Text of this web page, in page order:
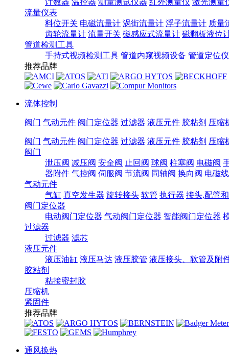
计数器 温控器 测量测试仪器 红外测量仪 激光测量
流量仪表
料位开关 电磁流量计 涡街流量计 浮子流量计 质量
齿轮流量计 流量开关 磁感应式流量计 磁翻板液位
管道检测工具
手持式视频检测工具 管道内窥视频设备 管道定位仪
推荐品牌
流体控制
阀门 气动元件 阀门定位器 过滤器 液压元件 胶粘剂 压缩
阀门 气动元件 阀门定位器 过滤器 液压元件 胶粘剂 压缩
阀门
泄压阀 减压阀 安全阀 止回阀 球阀 柱塞阀 电磁阀
器附件 气控阀 伺服阀 节流阀 同轴阀 换向阀 电磁
气动元件
气缸 真空发生器 旋转接头 软管 执行器 接头,配管
阀门定位器
电动阀门定位器 气动阀门定位器 智能阀门定位器
过滤器
过滤器 滤芯
液压元件
液压油缸 液压马达 液压胶管 液压接头、软管及附
胶粘剂
粘接密封胶
压缩机
紧固件
推荐品牌
通风换热